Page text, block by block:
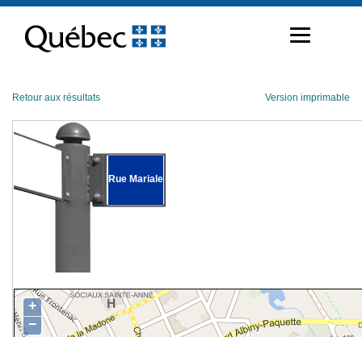
contenu
Retour aux résultats Version imprimable
Rue Mariale
+
−